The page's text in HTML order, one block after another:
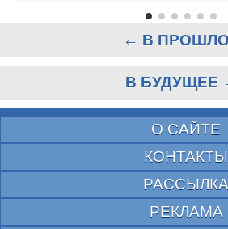
← В
В БУДУЩЕЕ
О САЙТЕ
КОНТАКТЫ
РАССЫЛКА
РЕКЛАМА